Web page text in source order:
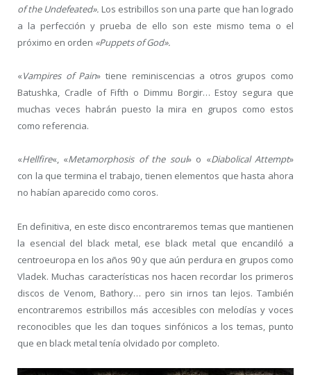
of the Undefeated». Los estribillos son una parte que han logrado
a la perfección y prueba de ello son este mismo tema o el
próximo en orden «Puppets of God».
«Vampires of Pain» tiene reminiscencias a otros grupos como
Batushka, Cradle of Fifth o Dimmu Borgir… Estoy segura que
muchas veces habrán puesto la mira en grupos como estos
como referencia.
«Hellfire«, «Metamorphosis of the soul» o «Diabolical Attempt»
con la que termina el trabajo, tienen elementos que hasta ahora
no habían aparecido como coros.
En definitiva, en este disco encontraremos temas que mantienen
la esencial del black metal, ese black metal que encandiló a
centroeuropa en los años 90 y que aún perdura en grupos como
Vladek. Muchas características nos hacen recordar los primeros
discos de Venom, Bathory… pero sin irnos tan lejos. También
encontraremos estribillos más accesibles con melodías y voces
reconocibles que les dan toques sinfónicos a los temas, punto
que en black metal tenía olvidado por completo.